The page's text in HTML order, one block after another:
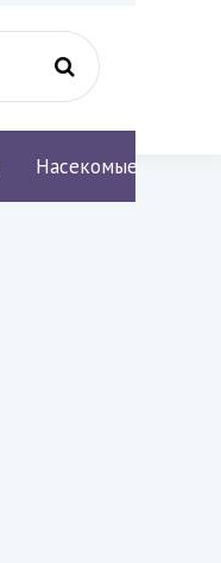
Насекомые